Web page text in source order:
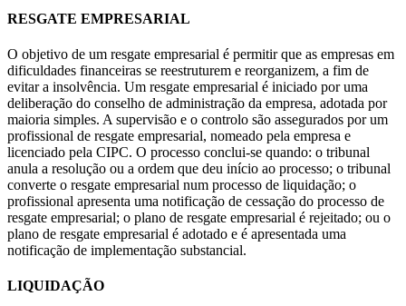
RESGATE EMPRESARIAL
O objetivo de um resgate empresarial é permitir que as empresas em
dificuldades financeiras se reestruturem e reorganizem, a fim de
evitar a insolvência. Um resgate empresarial é iniciado por uma
deliberação do conselho de administração da empresa, adotada por
maioria simples. A supervisão e o controlo são assegurados por um
profissional de resgate empresarial, nomeado pela empresa e
licenciado pela CIPC. O processo conclui-se quando: o tribunal
anula a resolução ou a ordem que deu início ao processo; o tribunal
converte o resgate empresarial num processo de liquidação; o
profissional apresenta uma notificação de cessação do processo de
resgate empresarial; o plano de resgate empresarial é rejeitado; ou o
plano de resgate empresarial é adotado e é apresentada uma
notificação de implementação substancial.
LIQUIDAÇÃO